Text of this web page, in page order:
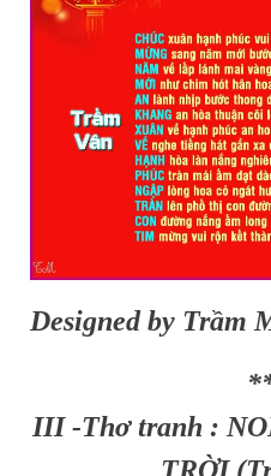
Designed by Trầm
III -Thơ tranh :
TRỜI